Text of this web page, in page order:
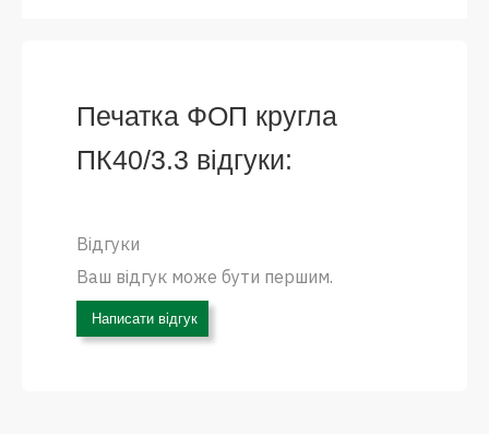
Печатка ФОП кругла
ПК40/3.3 відгуки:
Відгуки
Ваш відгук може бути першим.
Написати відгук